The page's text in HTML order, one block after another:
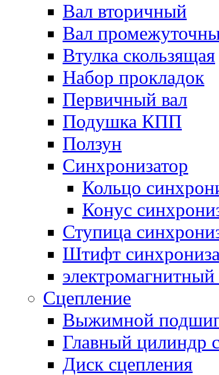
Вал вторичный
Вал
Втулка скользящая
Набор прокладок
Первичный вал
Подушка КПП
Ползун
Синхронизатор
Кольцо
Конус
Ступица
Штифт
электромагнитный
Сцепление
Выжимной
Главный цилиндр
Диск сцепления